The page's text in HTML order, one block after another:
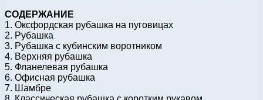
СОДЕРЖАНИЕ
1. Оксфордская рубашка на пуговицах
2. Рубашка
3. Рубашка с кубинским воротником
4. Верхняя рубашка
5. Фланелевая рубашка
6. Офисная рубашка
7. Шамбре